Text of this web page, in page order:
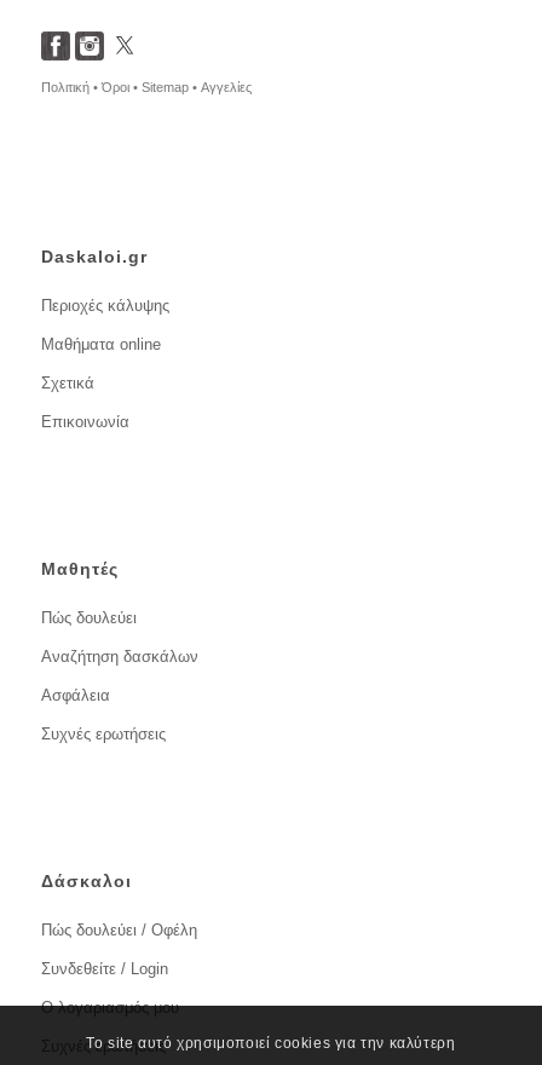
Πολιτική •Όροι • Sitemap • Αγγελίες
Daskaloi.gr
Περιοχές κάλυψης
Μαθήματα online
Σχετικά
Επικοινωνία
Μαθητές
Πώς δουλεύει
Αναζήτηση δασκάλων
Ασφάλεια
Συχνές ερωτήσεις
Δάσκαλοι
Πώς δουλεύει / Οφέλη
Συνδεθείτε / Login
Ο λογαριασμός μου
Συχνές ερωτήσεις
Το site αυτό χρησιμοποιεί cookies για την καλύτερη